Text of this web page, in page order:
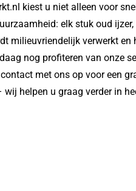
kiest u niet alleen voor
elk stuk oud ijzer,
milieuvriendelijk verwerkt en
nog profiteren van onze
met ons op voor een
helpen u graag verder in